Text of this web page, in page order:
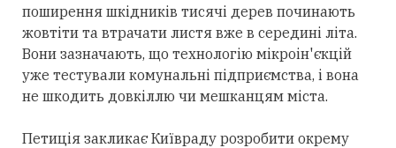
поширення шкідників тисячі дерев починають
жовтіти та втрачати листя вже в середині літа.
Вони зазначають, що технологію мікроін'єкцій
уже тестували комунальні підприємства, і вона
не шкодить довкіллю чи мешканцям міста.
Петиція закликає Київраду розробити окрему